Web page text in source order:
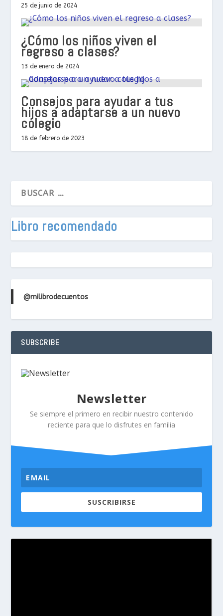
25 de junio de 2024
¿Cómo los niños viven el
regreso a clases?
13 de enero de 2024
Consejos para ayudar a tus
hijos a adaptarse a un nuevo
colegio
18 de febrero de 2023
Libro recomendado
@milibrodecuentos
SUBSCRIBE
Newsletter
Se siempre el primero en recibir nuestro contenido
reciente para que lo disfrutes en familia
SUSCRIBIRSE